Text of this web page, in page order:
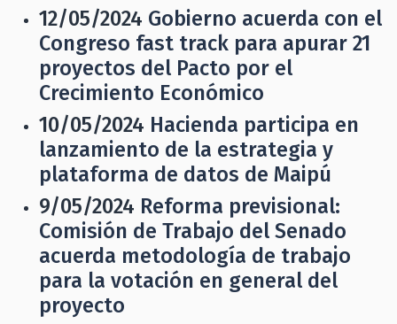
12/05/2024 Gobierno acuerda con el
Congreso fast track para apurar 21
proyectos del Pacto por el
Crecimiento Económico
10/05/2024 Hacienda participa en
lanzamiento de la estrategia y
plataforma de datos de Maipú
9/05/2024 Reforma previsional:
Comisión de Trabajo del Senado
acuerda metodología de trabajo
para la votación en general del
proyecto